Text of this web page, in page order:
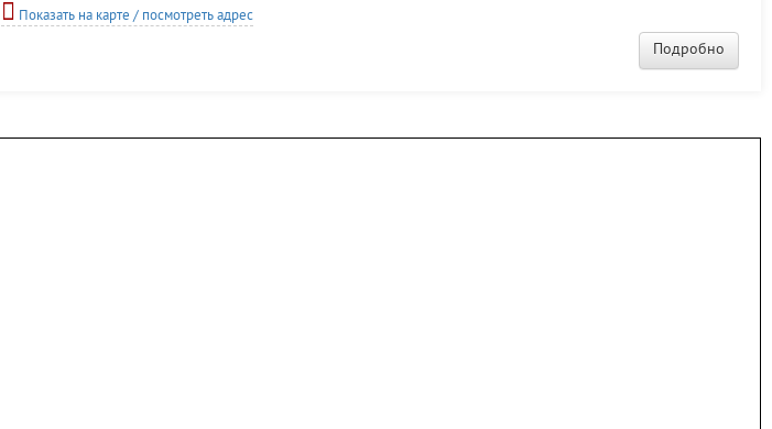
Показать на карте / посмотреть адрес
Подробно